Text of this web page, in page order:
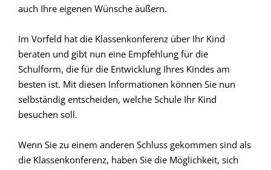
auch Ihre eigenen Wünsche äußern.
Im Vorfeld hat die Klassenkonferenz über Ihr Kind
beraten und gibt nun eine Empfehlung für die
Schulform, die für die Entwicklung Ihres Kindes am
besten ist. Mit diesen Informationen können Sie nun
selbständig entscheiden, welche Schule Ihr Kind
besuchen soll.
Wenn Sie zu einem anderen Schluss gekommen sind als
die Klassenkonferenz, haben Sie die Möglichkeit, sich